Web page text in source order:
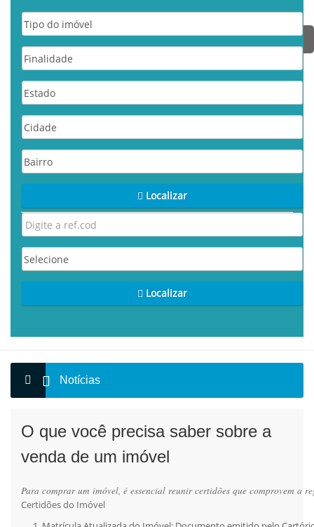
Localizar
Localizar
Notícias
O que você precisa saber sobre a
venda de um imóvel
Para comprar um imóvel, é essencial reunir certidões que comprovem a
Certidões do Imóvel